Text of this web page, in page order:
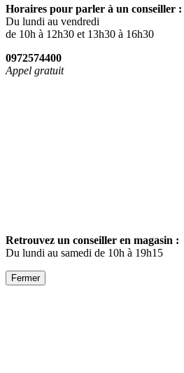
Horaires pour parler à un conseiller :
Du lundi au vendredi
de 10h à 12h30 et 13h30 à 16h30
0972574400
Appel gratuit
Retrouvez un conseiller en magasin :
Du lundi au samedi de 10h à 19h15
Fermer